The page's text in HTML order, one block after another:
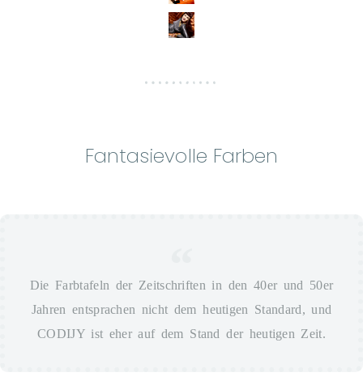
Fantasievolle Farben
Die Farbtafeln der Zeitschriften in den 40er und 50er
Jahren entsprachen nicht dem heutigen Standard, und
CODIJY ist eher auf dem Stand der heutigen Zeit.